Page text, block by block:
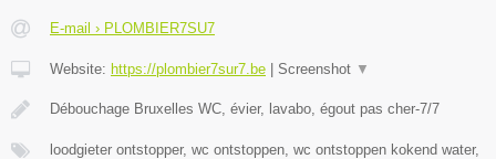
E-mail › PLOMBIER7SU7
Website: https://plombier7sur7.be Screenshot ▼
Débouchage Bruxelles WC, évier, lavabo, égout pas cher-7/7
loodgieter ontstopper, wc ontstoppen, wc ontstoppen kokend water,